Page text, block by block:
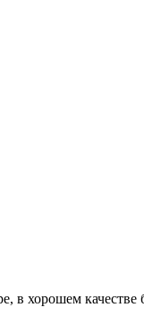
в хорошем качестве